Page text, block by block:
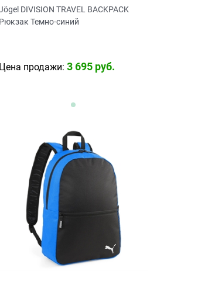
DIVISION TRAVEL BACKPACK
Рюкзак Темно-синий
Цена продажи: 3 695 руб.